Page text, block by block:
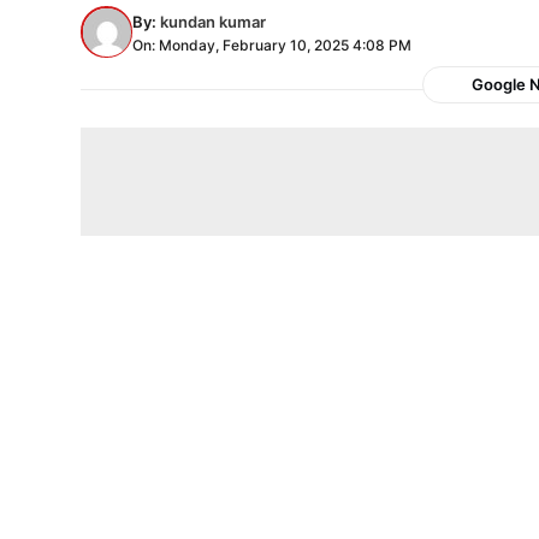
By: kundan kumar
On: Monday, February 10, 2025 4:08 PM
Google